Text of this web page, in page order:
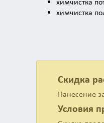
химчистка
мойка стекол;
чистка
чистка
химчистка
Скидка
Нанесение
Условия